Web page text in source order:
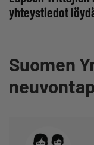
yhteystiedot
Suomen